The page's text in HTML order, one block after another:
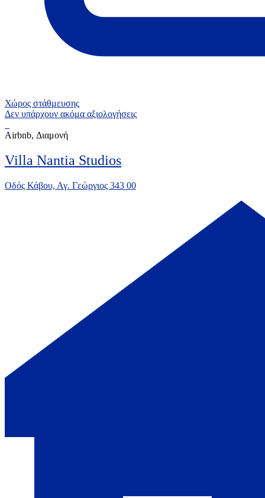
Χώρος στάθμευσης
Δεν υπάρχουν ακόμα αξιολογήσεις
Airbnb, Διαμονή
Villa Nantia Studios
Οδός Κάβου, Αγ. Γεώργιος 343 00